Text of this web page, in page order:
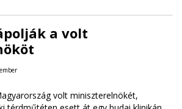
a volt
volt miniszterelnökét,